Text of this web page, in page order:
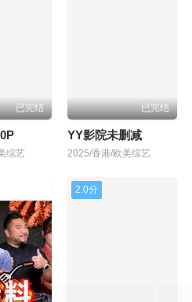
已完结
综艺
已完结
YY影院未删减
2025/香港/欧美综艺
2.0分